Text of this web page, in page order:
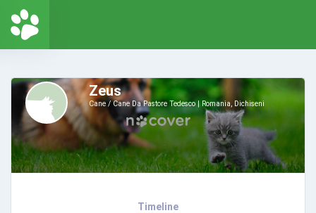
Zeus
Cane / Cane Da Pastore Tedesco Romania, Dichiseni
Timeline